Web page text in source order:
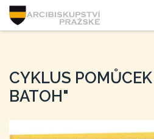
CYKLUS
BATOH"